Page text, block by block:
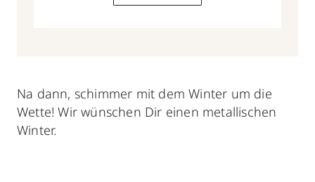
Na dann, schimmer mit dem Winter um die
Wette! Wir wünschen Dir einen metallischen
Winter.